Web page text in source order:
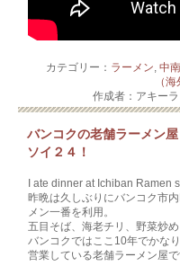
カテゴリー： ラーメン, 中
（海
作成者：アキーラ
バンコクの老舗ラーメン
ソイ２４！
I ate dinner at Ichiban Ramen
昨晩は久しぶりにバンコク市
メン一番を利用。
五目そば、海老チリ、野菜炒め
バンコクではここ10年でかな
営業している老舗ラーメン屋で